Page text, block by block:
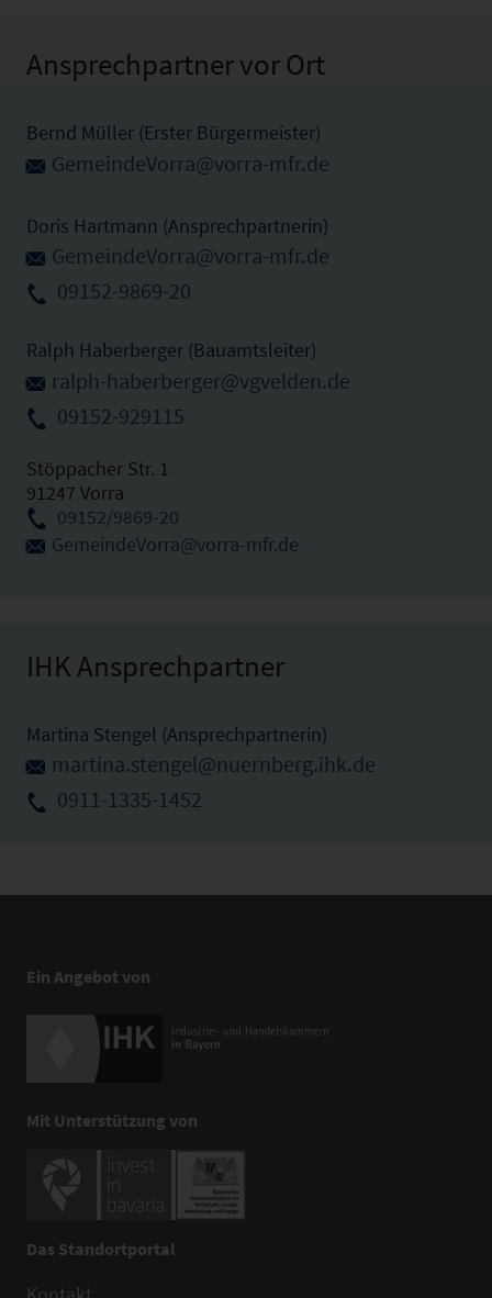
Ansprechpartner vor Ort
Bernd Müller (Erster Bürgermeister)
GemeindeVorra@vorra-mfr.de
Doris Hartmann (Ansprechpartnerin)
GemeindeVorra@vorra-mfr.de
09152-9869-20
Ralph Haberberger (Bauamtsleiter)
ralph-haberberger@vgvelden.de
09152-929115
Stöppacher Str. 1
91247 Vorra
09152/9869-20
GemeindeVorra@vorra-mfr.de
IHK Ansprechpartner
Martina Stengel (Ansprechpartnerin)
martina.stengel@nuernberg.ihk.de
0911-1335-1452
Ein Angebot von
Mit Unterstützung von
Das Standortportal